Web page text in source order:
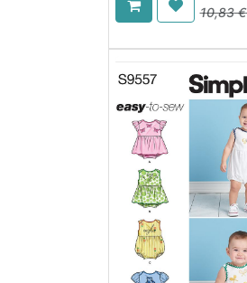
10,83€